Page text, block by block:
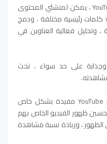
من خلال استخدام منشئ عنوان YouTube ، يمكن لمنشئي المحتوى
كلمات رئيسية مختلفة ، ودمج
، وتحليل فعالية العناوين في
على حد سواء ، تحث
يمكن أن تكون أدوات إنشاء عناوين YouTube مفيدة بشكل خاص
ظهور الفيديو الخاص بهم
الظهور ، وزيادة نسبة مشاهدة